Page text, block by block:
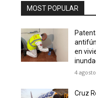
MOST POPULAR
en
4
Cruz